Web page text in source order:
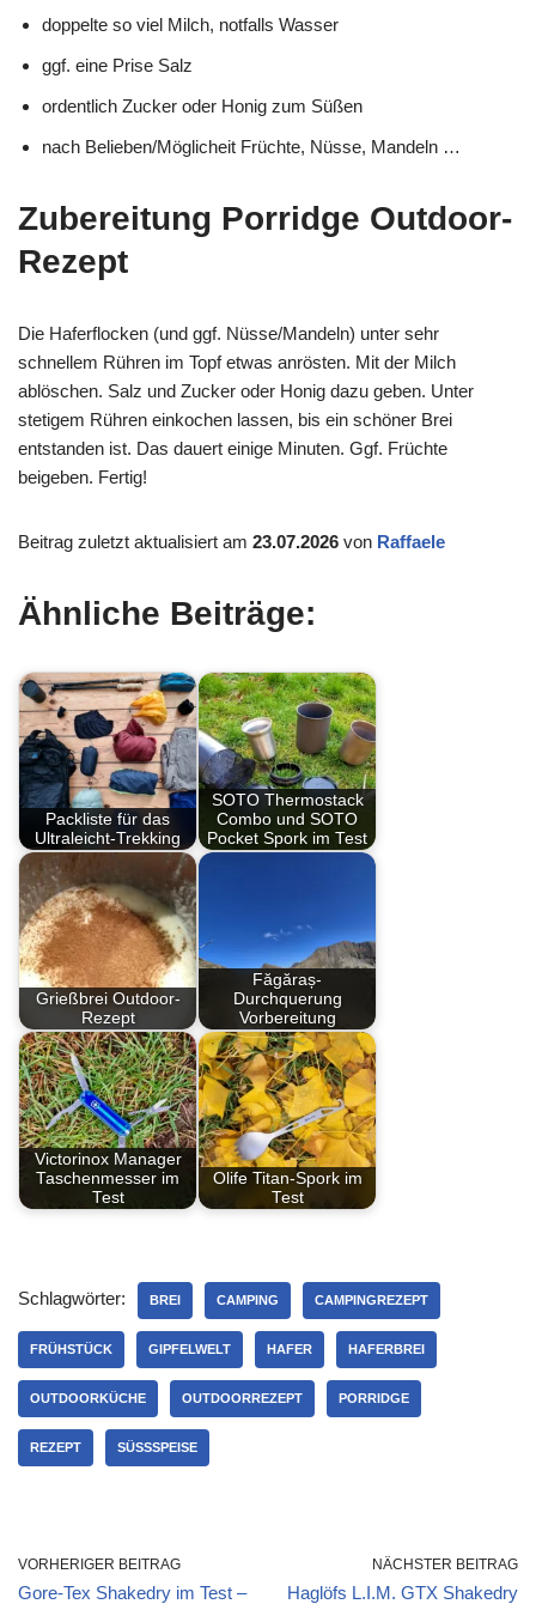
doppelte so viel Milch, notfalls Wasser
ggf. eine Prise Salz
ordentlich Zucker oder Honig zum Süßen
nach Belieben/Möglicheit Früchte, Nüsse, Mandeln …
Zubereitung Porridge Outdoor-
Rezept
Die Haferflocken (und ggf. Nüsse/Mandeln) unter sehr
schnellem Rühren im Topf etwas anrösten. Mit der Milch
ablöschen. Salz und Zucker oder Honig dazu geben. Unter
stetigem Rühren einkochen lassen, bis ein schöner Brei
entstanden ist. Das dauert einige Minuten. Ggf. Früchte
beigeben. Fertig!
Beitrag zuletzt aktualisiert am 23.07.2026 von Raffaele
Ähnliche Beiträge:
Packliste für das
Ultraleicht-Trekking
SOTO Thermostack
Combo und SOTO
Pocket Spork im Test
Grießbrei Outdoor-
Rezept
Făgăraș-
Durchquerung
Vorbereitung
Victorinox Manager
Taschenmesser im
Test
Olife Titan-Spork im
Test
Schlagwörter: BREI CAMPING CAMPINGREZEPT
FRÜHSTÜCK GIPFELWELT HAFER HAFERBREI
OUTDOORKÜCHE OUTDOORREZEPT PORRIDGE
REZEPT SÜSSSPEISE
VORHERIGER BEITRAG
Gore-Tex Shakedry im Test –
NÄCHSTER BEITRAG
Haglöfs L.I.M. GTX Shakedry